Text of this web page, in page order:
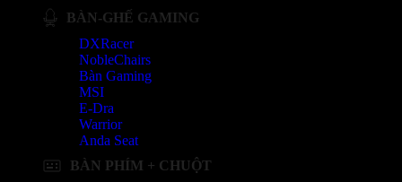
BÀN-GHẾ GAMING
DXRacer
NobleChairs
Bàn Gaming
MSI
E-Dra
Warrior
Anda Seat
BÀN PHÍM + CHUỘT